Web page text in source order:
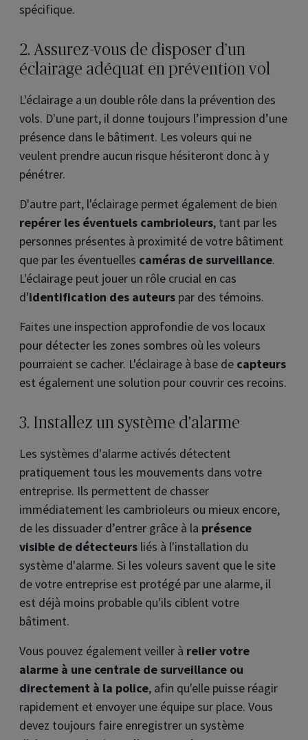
spécifique.
2. Assurez-vous de disposer d’un
éclairage adéquat en prévention vol
L'éclairage a un double rôle dans la prévention des
vols. D'une part, il donne toujours l’impression d’une
présence dans le bâtiment. Les voleurs qui ne
veulent prendre aucun risque hésiteront donc à y
pénétrer.
D'autre part, l'éclairage permet également de bien
repérer les éventuels cambrioleurs, tant par les
personnes présentes à proximité de votre bâtiment
que par les éventuelles caméras de surveillance.
L'éclairage peut jouer un rôle crucial en cas
d'identification des auteurs par des témoins.
Faites une inspection approfondie de vos locaux
pour détecter les zones sombres où les voleurs
pourraient se cacher. L'éclairage à base de capteurs
est également une solution pour couvrir ces recoins.
3. Installez un système d'alarme
Les systèmes d'alarme activés détectent
pratiquement tous les mouvements dans votre
entreprise. Ils permettent de chasser
immédiatement les cambrioleurs ou mieux encore,
de les dissuader d’entrer grâce à la présence
visible de détecteurs liés à l'installation du
système d'alarme. Si les voleurs savent que le site
de votre entreprise est protégé par une alarme, il
est déjà moins probable qu'ils ciblent votre
bâtiment.
Vous pouvez également veiller à relier votre
alarme à une centrale de surveillance ou
directement à la police, afin qu'elle puisse réagir
rapidement et envoyer une équipe sur place. Vous
devez toujours faire enregistrer un système